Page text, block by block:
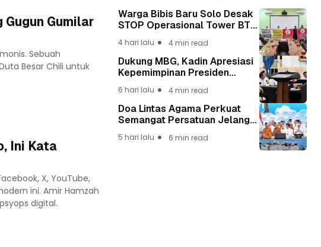
Gumilar
Sebuah
Besar Chili untuk
Ini Kata
X, YouTube,
ini. Amir Hamzah
digital.
Warga Bibis Baru Solo Desak
STOP Operasional Tower BTS,
Keselamatan Warga Lebih
Berharga
4 hari lalu 4 min read
Dukung MBG, Kadin Apresiasi
Kepemimpinan Presiden
6 hari lalu 4 min read
Doa Lintas Agama Perkuat
Semangat Persatuan Jelang
5 hari lalu 6 min read